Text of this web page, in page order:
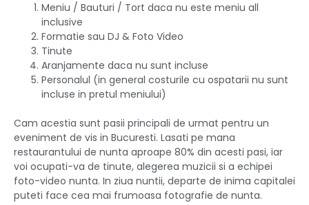
Meniu / Bauturi / Tort daca nu este meniu all
inclusive
Formatie sau DJ & Foto Video
Tinute
Aranjamente daca nu sunt incluse
Personalul (in general costurile cu ospatarii nu sunt
incluse in pretul meniului)
Cam acestia sunt pasii principali de urmat pentru un
eveniment de vis in Bucuresti. Lasati pe mana
restaurantului de nunta aproape 80% din acesti pasi, iar
voi ocupati-va de tinute, alegerea muzicii si a echipei
foto-video nunta. In ziua nuntii, departe de inima capitalei
puteti face cea mai frumoasa fotografie de nunta.